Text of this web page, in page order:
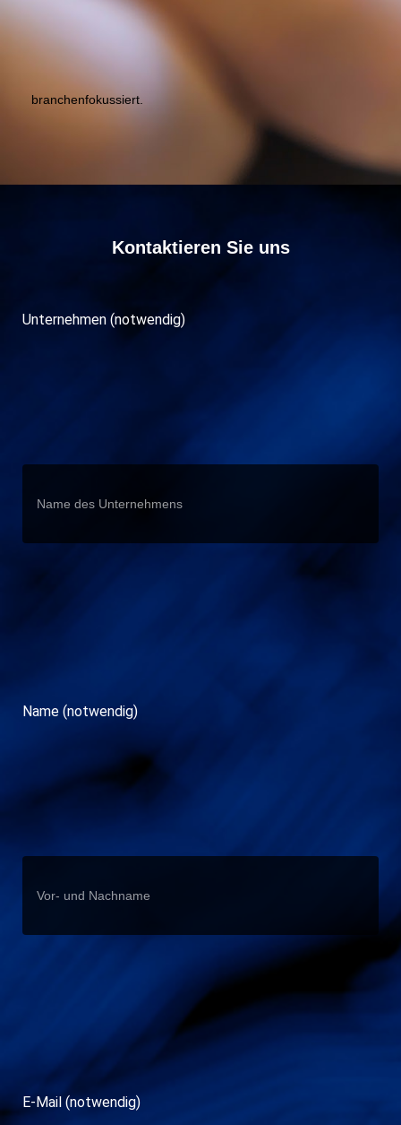
branchenfokussiert.
Kontaktieren Sie uns
Unternehmen (notwendig)
Name (notwendig)
E-Mail (notwendig)